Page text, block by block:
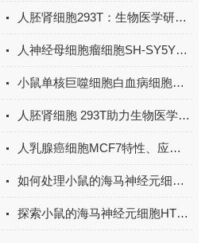
人胚肾细胞293T：生物医学研究的多功能工具细胞
人神经母细胞瘤细胞SH-SY5Y：神经退行性疾病研究的“理想模型”
小鼠单核巨噬细胞白血病细胞RAW264.7的研究密码
人胚肾细胞 293T助力生物医学研究
人乳腺癌细胞MCF7特性、应用与研究价值
如何处理小鼠的海马神经元细胞HT22的异常生长或分化问题？
探索小鼠的海马神经元细胞HT22在神经科学研究中的应用与潜力